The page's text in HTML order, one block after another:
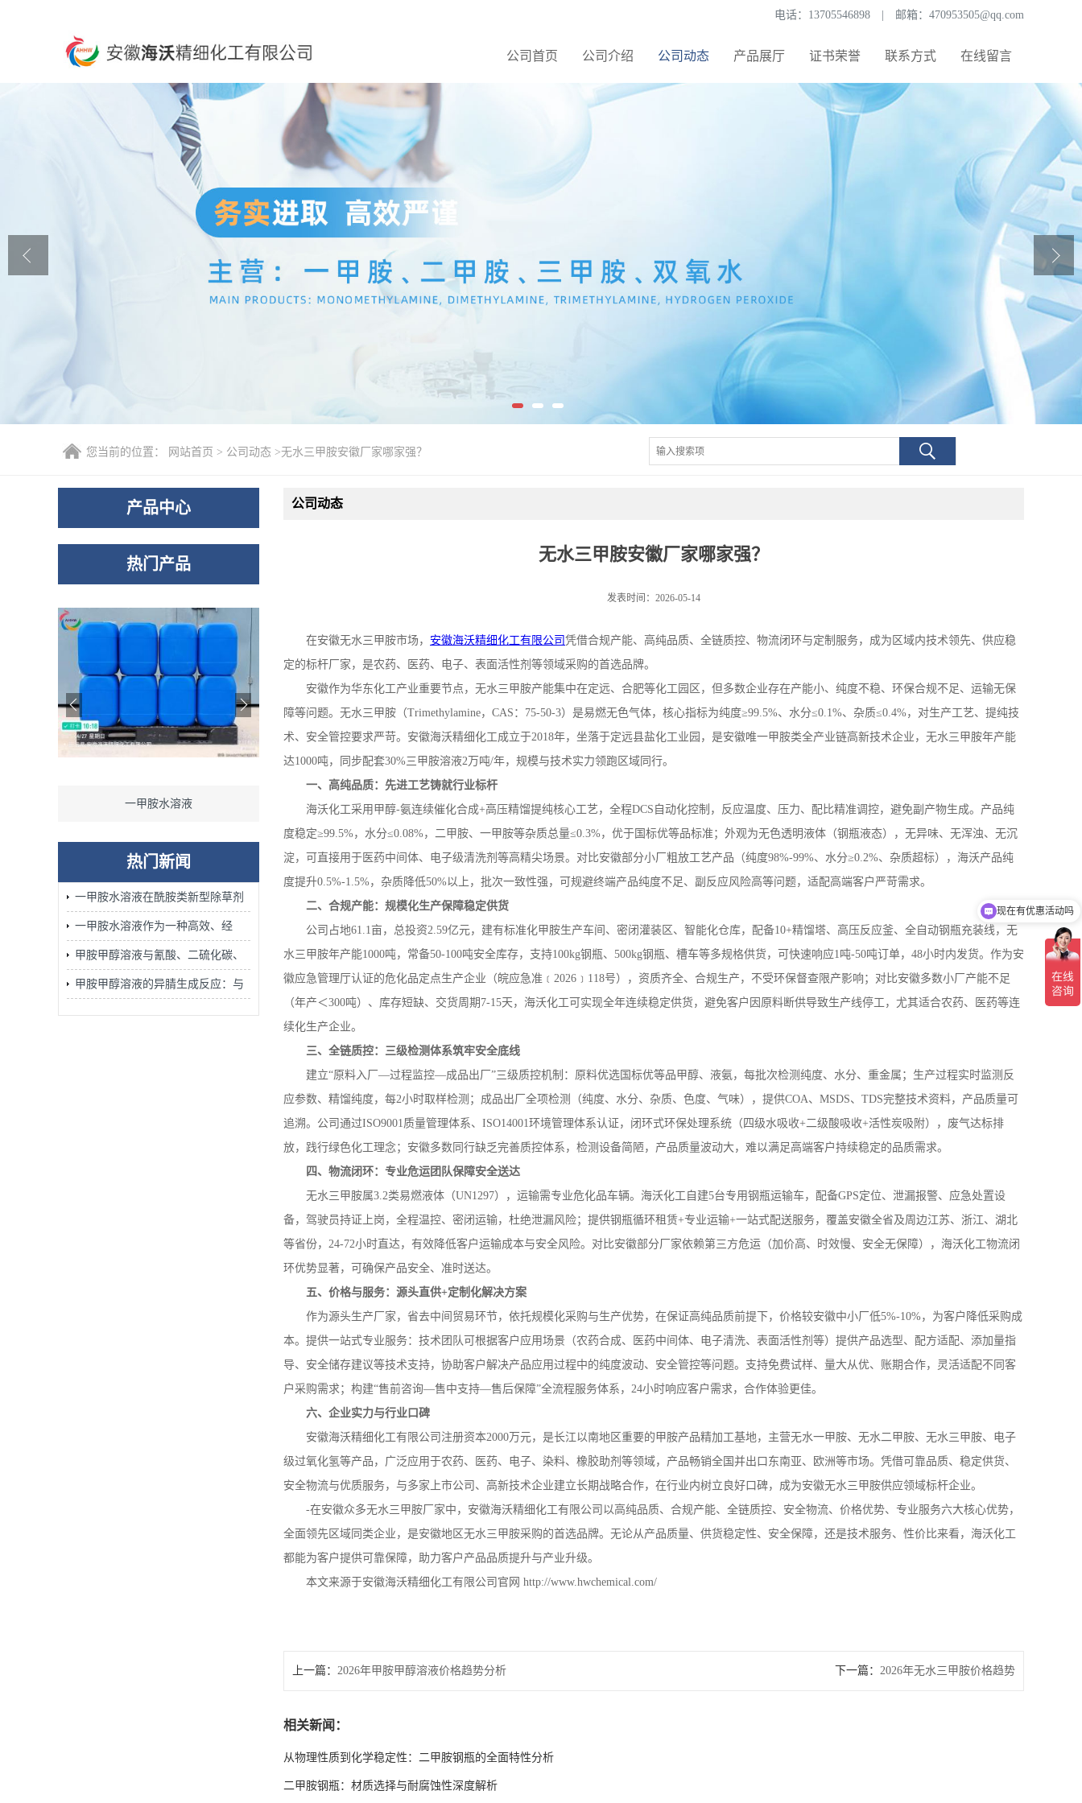
电话： 13705546898 邮箱： 470953505@qq.com
公司首页 公司介绍 公司动态 产品展厅 证书荣誉 联系方式 在线留言
公司首页
联系方式
在线留言
您当前的位置： 网站首页 > 公司动态 >无水三甲胺安徽厂家哪家强？
产品中心
热门产品
一甲胺水溶液 一甲胺（无水） 二甲胺水溶液 二甲胺（无水） 一甲胺水溶液
热门新闻
一甲胺水溶液在酰胺类新型除草剂
的合成中发挥着不可替代的作用
一甲胺水溶液作为一种高效、经
济、安全的胺化试剂广泛应用
甲胺甲醇溶液与氰酸、二硫化碳、
腈、环氧化物的加成反应：含氮杂
甲胺甲醇溶液的异腈生成反应：与
公司动态
无水三甲胺安徽厂家哪家强？
发表时间：2026-05-14
在安徽无水三甲胺市场， 安徽海沃精细化工有限公司 凭借合规产能、高纯品质、全链质控、物流闭环与定制服务，成为区域内技术领先、供应稳
定的标杆厂家，是农药、医药、电子、表面活性剂等领域采购的首选品牌。
安徽作为华东化工产业重要节点，无水三甲胺产能集中在定远、合肥等化工园区，但多数企业存在产能小、纯度不稳、环保合规不足、运输无保
障等问题。无水三甲胺（Trimethylamine， CAS ： 75-50-3）是易燃无色气体，核心指标为纯度≥99.5%、水分≤0.1%、杂质≤0.4%，对生产工艺、提纯技
术、安全管控要求严苛。安徽海沃精细化工成立于2018年，坐落于定远县盐化工业园，是安徽唯一甲胺类全产业链高新技术企业，无水三甲胺年产能
达1000吨，同步配套30%三甲胺溶液2 万吨/年，规模与技术实力领跑区域同行。
一、高纯品质：先进工艺铸就行业标杆
海沃化工采用甲醇-氨连续催化合成+高压精馏提纯核心工艺，全程DCS 自动化控制，反应温度、压力、配比精准调控，避免副产物生成。产品纯
度稳定≥99.5%，水分≤0.08%，二甲胺、一甲胺等杂质总量≤0.3%，优于国标优等品标准；外观为无色透明液体（钢瓶液态），无异味、无浑浊、无沉
淀，可直接用于医药中间体、电子级清洗剂等高精尖场景。对比安徽部分小厂粗放工艺产品（纯度98%-99%、水分≥0.2%、杂质超标），海沃产品纯
度提升0.5%-1.5%，杂质降低50%以上，批次一致性强，可规避终端产品纯度不足、副反应风险高等问题，适配高端客户严苛需求。
二、合规产能：规模化生产保障稳定供货
公司占地61.1 亩，总投资2.59亿元，建有标准化甲胺生产车间、密闭灌装区、智能化仓库，配备10+精馏塔、高压反应釜、全自动钢瓶充装线，无
水三甲胺年产能1000吨，常备50-100吨安全库存，支持100kg钢瓶、 500kg钢瓶、槽车等多规格供货，可快速响应1 吨-50吨订单， 48小时内发货。作为安
徽应急管理厅认证的危化品定点生产企业（皖应急准﹝ 2026 ﹞ 118号），资质齐全、合规生产，不受环保督查限产影响；对比安徽多数小厂产能不足
（年产＜300吨）、库存短缺、交货周期 7-15天，海沃化工可实现全年连续稳定供货，避免客户因原料断供导致生产线停工，尤其适合农药、医药等连
续化生产企业。
三、全链质控：三级检测体系筑牢安全底线
建立“原料入厂—过程监控—成品出厂”三级质控机制：原料优选国标优等品甲醇、液氨，每批次检测纯度、水分、重金属；生产过程实时监测反
应参数、精馏纯度，每2小时取样检测；成品出厂全项检测（纯度、水分、杂质、色度、气味），提供COA、 MSDS、 TDS完整技术资料，产品质量可
追溯。公司通过ISO9001 质量管理体系、 ISO14001 环境管理体系认证，闭环式环保处理系统（四级水吸收+二级酸吸收+活性炭吸附），废气达标排
放，践行绿色化工理念；安徽多数同行缺乏完善质控体系，检测设备简陋，产品质量波动大，难以满足高端客户持续稳定的品质需求。
四、物流闭环：专业危运团队保障安全送达
无水三甲胺属3.2类易燃液体（UN1297），运输需专业危化品车辆。海沃化工自建5台专用钢瓶运输车，配备GPS定位、泄漏报警、应急处置设
备，驾驶员持证上岗，全程温控、密闭运输，杜绝泄漏风险；提供钢瓶循环租赁+专业运输+一站式配送服务，覆盖安徽全省及周边江苏、浙江、湖北
等省份， 24-72小时直达，有效降低客户运输成本与安全风险。对比安徽部分厂家依赖第三方危运（加价高、时效慢、安全无保障），海沃化工物流闭
环优势显著，可确保产品安全、准时送达。
五、价格与服务：源头直供+定制化解决方案
作为源头生产厂家，省去中间贸易环节，依托规模化采购与生产优势，在保证高纯品质前提下，价格较安徽中小厂低5%-10%，为客户降低采购成
本。提供一站式专业服务：技术团队可根据客户应用场景（农药合成、医药中间体、电子清洗、表面活性剂等）提供产品选型、配方适配、添加量指
导、安全储存建议等技术支持，协助客户解决产品应用过程中的纯度波动、安全管控等问题。支持免费试样、量大从优、账期合作，灵活适配不同客
户采购需求；构建“售前咨询—售中支持—售后保障”全流程服务体系， 24小时响应客户需求，合作体验更佳。
六、企业实力与行业口碑
安徽海沃精细化工有限公司注册资本2000 万元，是长江以南地区重要的甲胺产品精加工基地，主营无水一甲胺、无水二甲胺、无水三甲胺、电子
级过氧化氢等产品，广泛应用于农药、医药、电子、染料、橡胶助剂等领域，产品畅销全国并出口东南亚、欧洲等市场。凭借可靠品质、稳定供货、
安全物流与优质服务，与多家上市公司、高新技术企业建立长期战略合作，在行业内树立良好口碑，成为安徽无水三甲胺供应领域标杆企业。
-在安徽众多无水三甲胺厂家中，安徽海沃精细化工有限公司以高纯品质、合规产能、全链质控、安全物流、价格优势、专业服务六大核心优势，
全面领先区域同类企业，是安徽地区无水三甲胺采购的首选品牌。无论从产品质量、供货稳定性、安全保障，还是技术服务、性价比来看，海沃化工
都能为客户提供可靠保障，助力客户产品品质提升与产业升级。
本文来源于安徽海沃精细化工有限公司官网 http://www.hwchemical.com/
上一篇： 2026年甲胺甲醇溶液价格趋势分析 下一篇： 2026年无水三甲胺价格趋势
相关新闻：
从物理性质到化学稳定性：二甲胺钢瓶的全面特性分析
二甲胺钢瓶：材质选择与耐腐蚀性深度解析
现在有优惠活动吗